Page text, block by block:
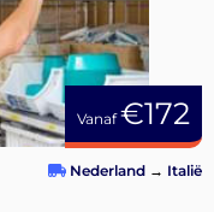
Vanaf€172
Nederland → Italië